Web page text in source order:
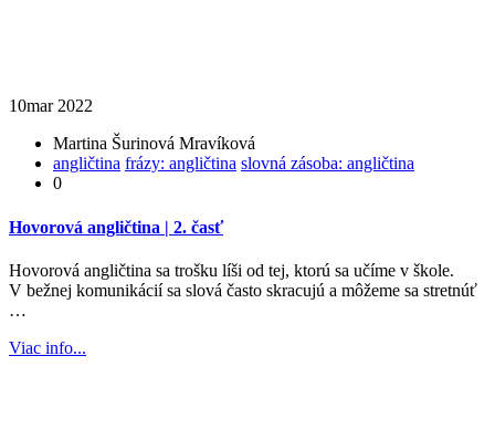
10mar 2022
Martina Šurinová Mravíková
angličtina frázy: angličtina slovná zásoba: angličtina
0
Hovorová angličtina | 2. časť
Hovorová angličtina sa trošku líši od tej, ktorú sa učíme v škole.
V bežnej komunikácií sa slová často skracujú a môžeme sa stretnúť
…
Viac info...